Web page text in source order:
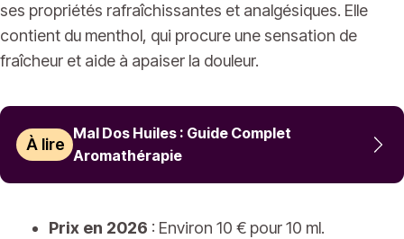
ses propriétés rafraîchissantes et analgésiques. Elle
contient du menthol, qui procure une sensation de
fraîcheur et aide à apaiser la douleur.
À lire
Mal Dos Huiles : Guide Complet
Aromathérapie
Prix en 2026 : Environ 10 € pour 10 ml.